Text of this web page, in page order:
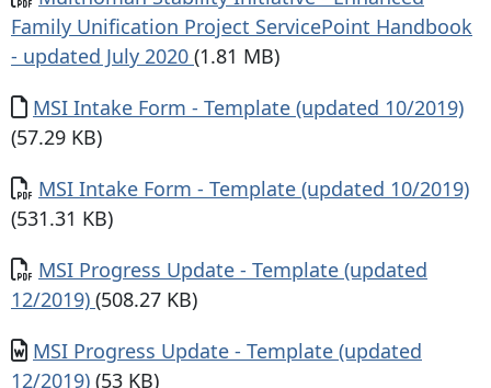
Family Unification Project ServicePoint Handbook
- updated July 2020 (1.81 MB)
Documento
MSI Intake Form - Template (updated 10/2019)
(57.29 KB)
Documento
MSI Intake Form - Template (updated 10/2019)
(531.31 KB)
Documento
MSI Progress Update - Template (updated
12/2019) (508.27 KB)
Documento
MSI Progress Update - Template (updated
12/2019) (53 KB)